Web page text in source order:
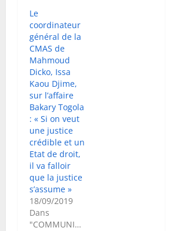
Le
coordinateur
général de la
CMAS de
Mahmoud
Dicko, Issa
Kaou Djime,
sur l’affaire
Bakary Togola
: « Si on veut
une justice
crédible et un
Etat de droit,
il va falloir
que la justice
s’assume »
18/09/2019
Dans
"COMMUNIQUE"